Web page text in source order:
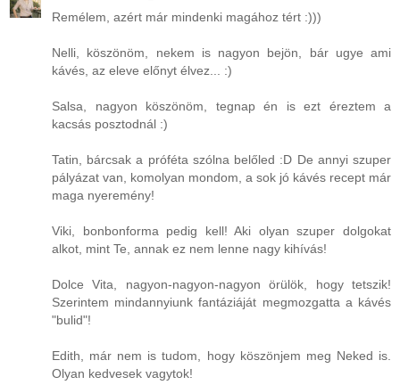
Remélem, azért már mindenki magához tért :)))
Nelli, köszönöm, nekem is nagyon bejön, bár ugye ami
kávés, az eleve előnyt élvez... :)
Salsa, nagyon köszönöm, tegnap én is ezt éreztem a
kacsás posztodnál :)
Tatin, bárcsak a próféta szólna belőled :D De annyi szuper
pályázat van, komolyan mondom, a sok jó kávés recept már
maga nyeremény!
Viki, bonbonforma pedig kell! Aki olyan szuper dolgokat
alkot, mint Te, annak ez nem lenne nagy kihívás!
Dolce Vita, nagyon-nagyon-nagyon örülök, hogy tetszik!
Szerintem mindannyiunk fantáziáját megmozgatta a kávés
"bulid"!
Edith, már nem is tudom, hogy köszönjem meg Neked is.
Olyan kedvesek vagytok!